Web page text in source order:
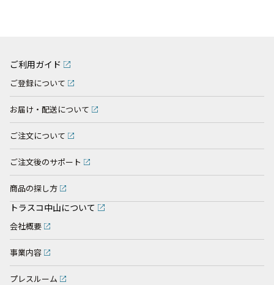
ご利用ガイド
ご登録について
お届け・配送について
ご注文について
ご注文後のサポート
商品の探し方
トラスコ中山について
会社概要
事業内容
プレスルーム